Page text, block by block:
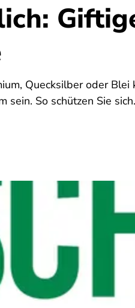
Quecksilber oder Blei
sein. So schützen Sie sich.